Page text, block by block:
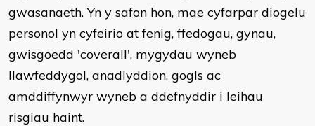
gwasanaeth. Yn y safon hon, mae cyfarpar diogelu
personol yn cyfeirio at fenig, ffedogau, gynau,
gwisgoedd 'coverall', mygydau wyneb
llawfeddygol, anadlyddion, gogls ac
amddiffynwyr wyneb a ddefnyddir i leihau
risgiau haint.